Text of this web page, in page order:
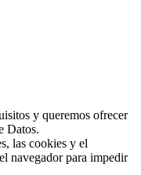
y queremos ofrecer
Datos.
las cookies y el
navegador para impedir